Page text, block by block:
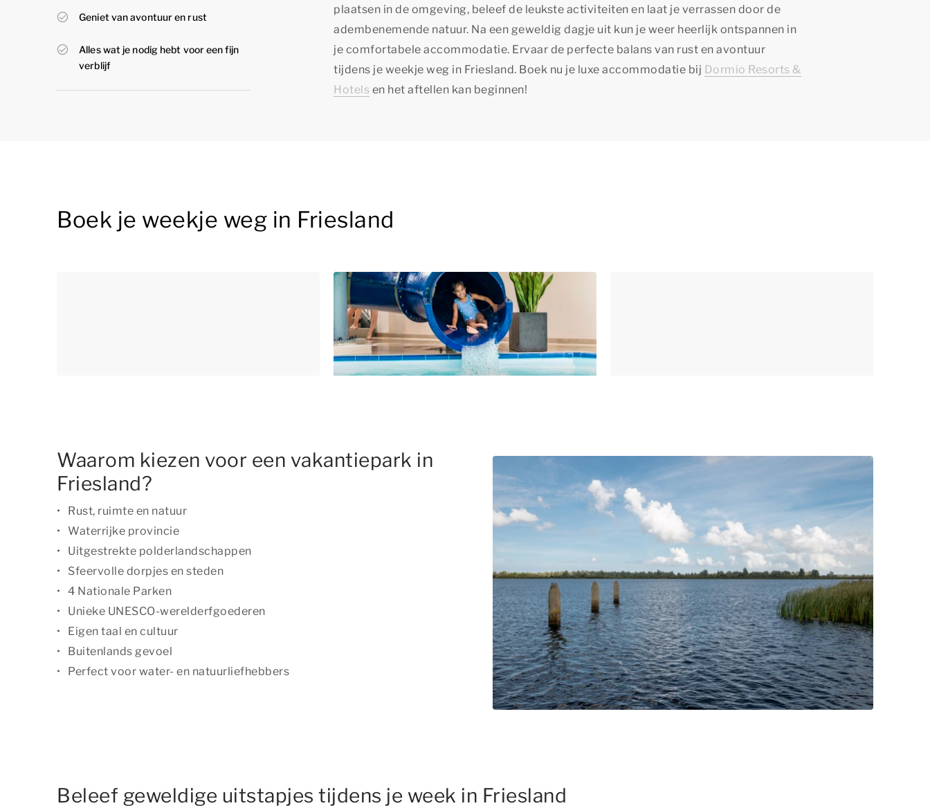
Geniet van avontuur en rust
Alles wat je nodig hebt voor een fijn
verblijf
plaatsen in de omgeving, beleef de leukste activiteiten en laat je verrassen door de
adembenemende natuur. Na een geweldig dagje uit kun je weer heerlijk ontspannen in
je comfortabele accommodatie. Ervaar de perfecte balans van rust en avontuur
tijdens je weekje weg in Friesland. Boek nu je luxe accommodatie bij Dormio Resorts &
Hotels en het aftellen kan beginnen!
Boek je weekje weg in Friesland
Waarom kiezen voor een vakantiepark in
Friesland?
Rust, ruimte en natuur
Waterrijke provincie
Uitgestrekte polderlandschappen
Sfeervolle dorpjes en steden
4 Nationale Parken
Unieke UNESCO-werelderfgoederen
Eigen taal en cultuur
Buitenlands gevoel
Perfect voor water- en natuurliefhebbers
Beleef geweldige uitstapjes tijdens je week in Friesland